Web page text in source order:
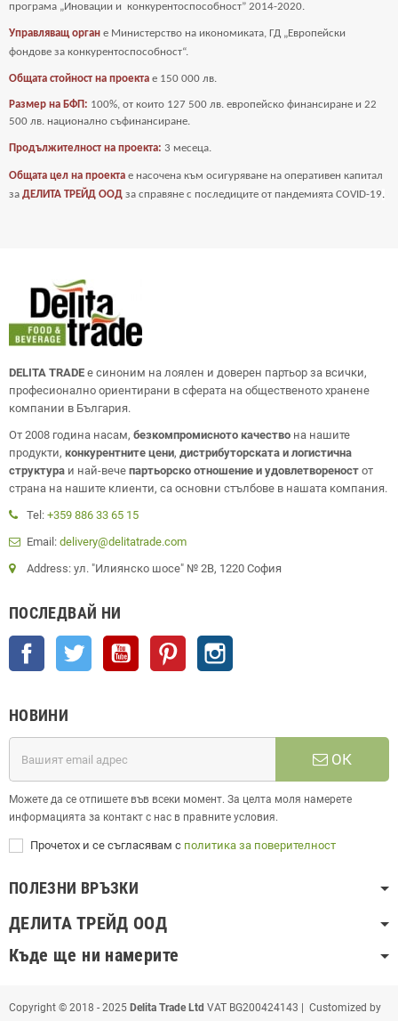
програма „Иновации и конкурентоспособност” 2014-2020.
Управляващ орган е Министерство на икономиката, ГД „Европейски
фондове за конкурентоспособност“.
Общата стойност на проекта е 150 000 лв.
Размер на БФП: 100%, от които 127 500 лв. европейско финансиране и 22
500 лв. национално съфинансиране.
Продължителност на проекта: 3 месеца.
Общата цел на проекта е насочена към осигуряване на оперативен капитал
за ДЕЛИТА ТРЕЙД ООД за справяне с последиците от пандемията COVID-19.
DELITA TRADE е синоним на лоялен и доверен партьор за всички,
професионално ориентирани в сферата на общественото хранене
компании в България.
От 2008 година насам, безкомпромисното качество на нашите
продукти, конкурентните цени, дистрибуторската и логистична
структура и най-вече партьорско отношение и удовлетвореност от
страна на нашите клиенти, са основни стълбове в нашата компания.
Tel: +359 886 33 65 15
Email: delivery@delitatrade.com
Address: ул. "Илиянско шосе" № 2В, 1220 София
ПОСЛЕДВАЙ НИ
Facebook Twitter YouTube Pinterest
НОВИНИ
ОК
Можете да се отпишете във всеки момент. За целта моля намерете
информацията за контакт с нас в правните условия.
Прочетох и се съгласявам с политика за поверителност
ПОЛЕЗНИ ВРЪЗКИ
ДЕЛИТА ТРЕЙД ООД
Къде ще ни намерите
Copyright © 2018 - 2025 Delita Trade Ltd VAT BG200424143 | Customized by